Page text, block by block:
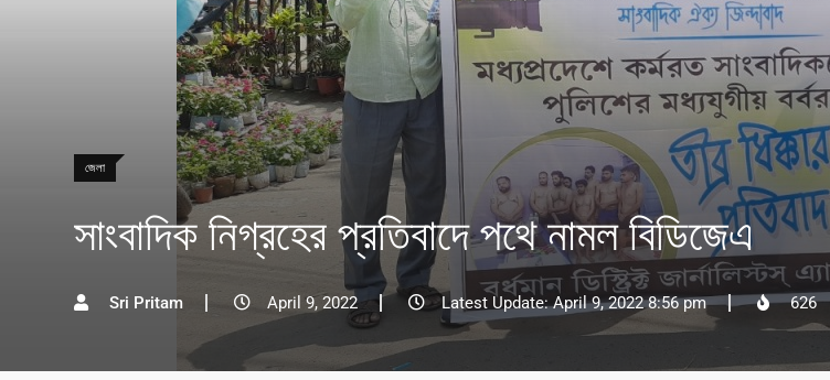
জেলা
সাংবাদিক নিগ্রহের প্রতিবাদে পথে নামল বিডিজেএ
Sri Pritam April 9, 2022 Latest Update: April 9, 2022 8:56 pm 626